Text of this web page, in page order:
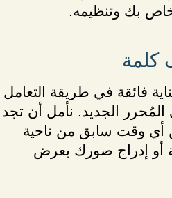
بك وتنظيمه.
كلمة
فائقة في طريقة التعامل
الجديد. نأمل أن تجد
أي وقت سابق من ناحية
أو إدراج صورك بعرض